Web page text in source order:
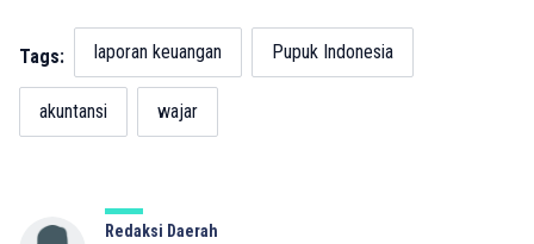
Tags: laporan keuangan Pupuk Indonesia
akuntansi wajar
Redaksi Daerah